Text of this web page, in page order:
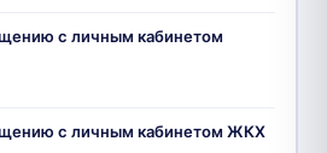
с личным кабинетом
с личным кабинетом ЖКХ